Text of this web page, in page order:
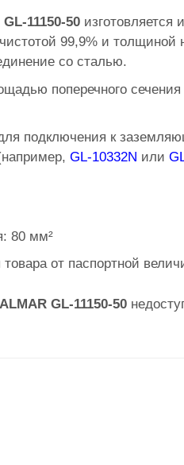
11150-50изготовляется
99,9% и
со сталью.
поперечного
подключения к
GL-10332N или
80 мм²
от паспортной
GL-11150-50